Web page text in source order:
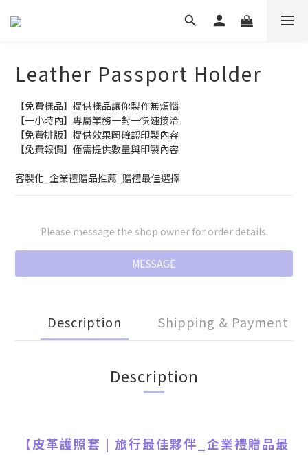
Leather Passport Holder
【免費樣品】提供樣品讓你製作無煩惱
【一小時內】專屬業務一對一快速接洽
【免費排版】提供效果圖確認印製內容
【免費報價】僅需提供數量與印製內容
客製化_企業禮贈品推薦_贈禮最佳選擇
Please message the shop owner for order details.
MESSAGE
Description Shipping & Payment
Description
【皮革護照套 | 旅行最佳夥伴 企業禮贈品最